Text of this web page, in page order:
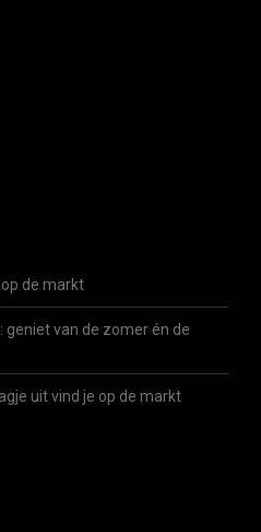
de markt
geniet van de zomer én de
uit vind je op de markt